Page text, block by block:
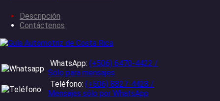
Descripción
Contáctenos
WhatsApp: (+506) 6470-4422 /
Sólo para mensajes
Teléfono: (+506) 8827-4428 /
Mensajes sólo por WhatsApp